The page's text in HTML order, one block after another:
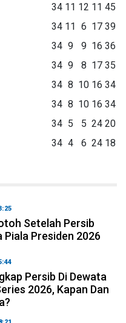
34 11 12 11 45
34 11 6 17 39
34 9 9 16 36
34 9 8 17 35
34 8 10 16 34
34 8 10 16 34
34 5 5 24 20
34 4 6 24 18
Setelah Persib
Piala Presiden 2026
Persib Di Dewata
2026, Kapan Dan